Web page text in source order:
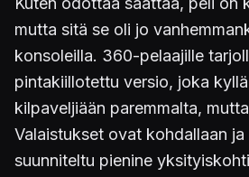
mutta sitä se oli jo
konsoleilla. 360-pelaajille
pintakiillotettu versio, joka
kilpaveljiään paremmalta,
Valaistukset ovat kohdallaan
suunniteltu pienine